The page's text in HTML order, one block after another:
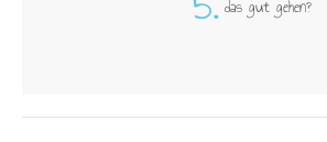
das gut gehen?